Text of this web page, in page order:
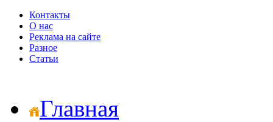
Контакты
О нас
Реклама на сайте
Разное
Статьи
Главная